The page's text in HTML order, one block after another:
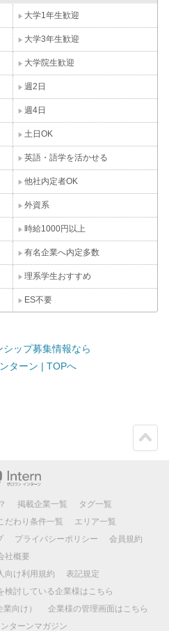
大学1年生歓迎
大学3年生歓迎
大学院生歓迎
週2日
週4日
土日OK
英語・語学を活かせる
他社内定者OK
外資系
時給1000円以上
有名企業へ内定多数
理系学生おすすめ
ES不要
ップ募集情報なら
ターン | TOPへ
掲載企業一覧
タグ一覧
だわり条件一覧
エリア一覧
プライバシーポリシー
会員規約
社概要
向け利用規約
表記規定
検討している企業様はこちら
向け）
企業様の管理画面はこちら
ターンマガジン